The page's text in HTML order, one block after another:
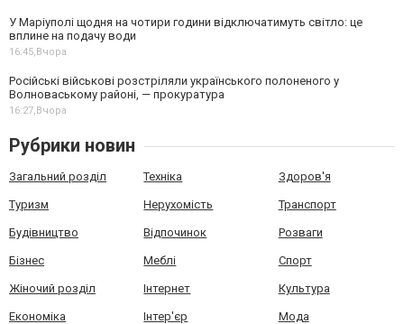
У Маріуполі щодня на чотири години відключатимуть світло: це
вплине на подачу води
16:45,Вчора
Російські військові розстріляли українського полоненого у
Волноваському районі, — прокуратура
16:27,Вчора
Рубрики новин
Загальний розділ Техніка Здоров'я
Туризм Нерухомість Транспорт
Будівництво Відпочинок Розваги
Бізнес Меблі Спорт
Жіночий розділ Інтернет Культура
Економіка Інтер'єр Мода